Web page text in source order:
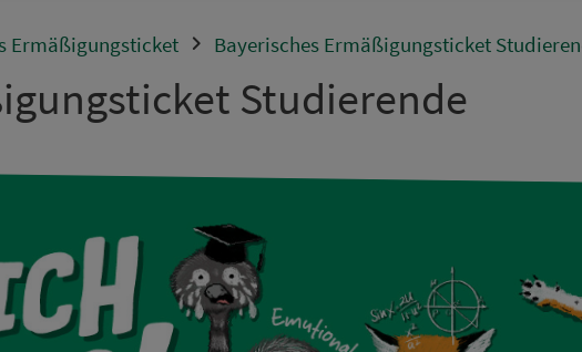
Ermäßigungsticket Bayerisches Ermäßigung­s­ticket
Stu­die­rende